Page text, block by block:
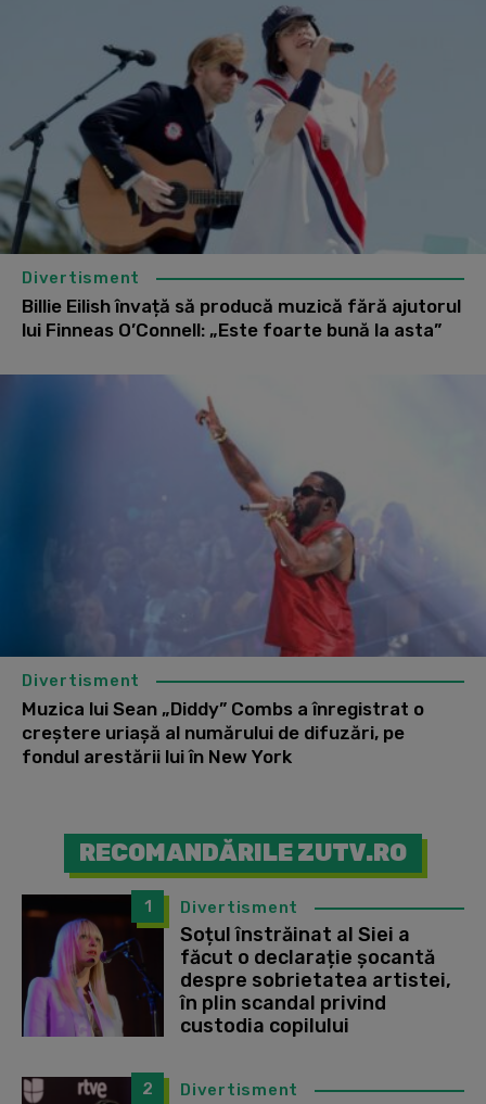
Divertisment
Billie Eilish învață să producă muzică fără ajutorul
lui Finneas O’Connell: „Este foarte bună la asta”
Divertisment
Muzica lui Sean „Diddy” Combs a înregistrat o
creștere uriașă al numărului de difuzări, pe
fondul arestării lui în New York
RECOMANDĂRILE ZUTV.RO
1 Divertisment
Soțul înstrăinat al Siei a
făcut o declarație șocantă
despre sobrietatea artistei,
în plin scandal privind
custodia copilului
2 Divertisment